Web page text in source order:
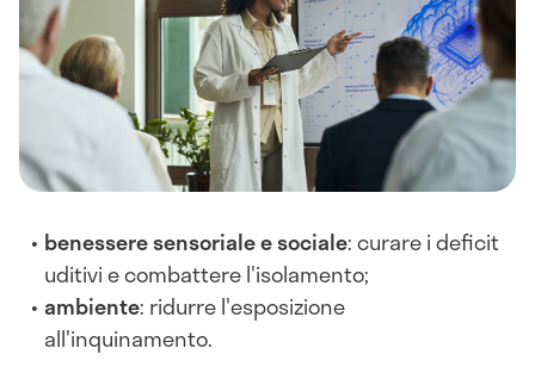
benessere sensoriale e sociale: curare i deficit
uditivi e combattere l'isolamento;
ambiente: ridurre l'esposizione
all'inquinamento.